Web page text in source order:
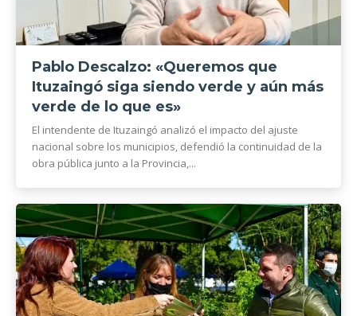
Pablo Descalzo: «Queremos que
Ituzaingó siga siendo verde y aún más
verde de lo que es»
El intendente de Ituzaingó analizó el impacto del ajuste
nacional sobre los municipios, defendió la continuidad de la
obra pública junto a la Provincia,...